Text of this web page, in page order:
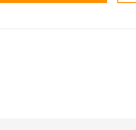
・業務ログ取得・分析を行うメーカ